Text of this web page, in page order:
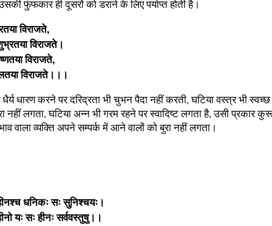
फुंफकार ही दूसरों को डराने के लिए पर्याप्त होती है।
विराजते,
विराजते।
विराजते,
विराजते।।।
धारण करने पर दरिद्रता भी चुभन पैदा नहीं करती, घटिया वस्त्र भी
नहीं लगता, घटिया अन्न भी गरम रहने पर स्वादिष्ट लगता है, उसी प्रकार
वाला व्यक्ति अपने सम्पर्क में आने वालों को बुरा नहीं लगता।
धनिकः सः सुनिश्चयः।
यः सः हीनः सर्ववस्तुषु।।